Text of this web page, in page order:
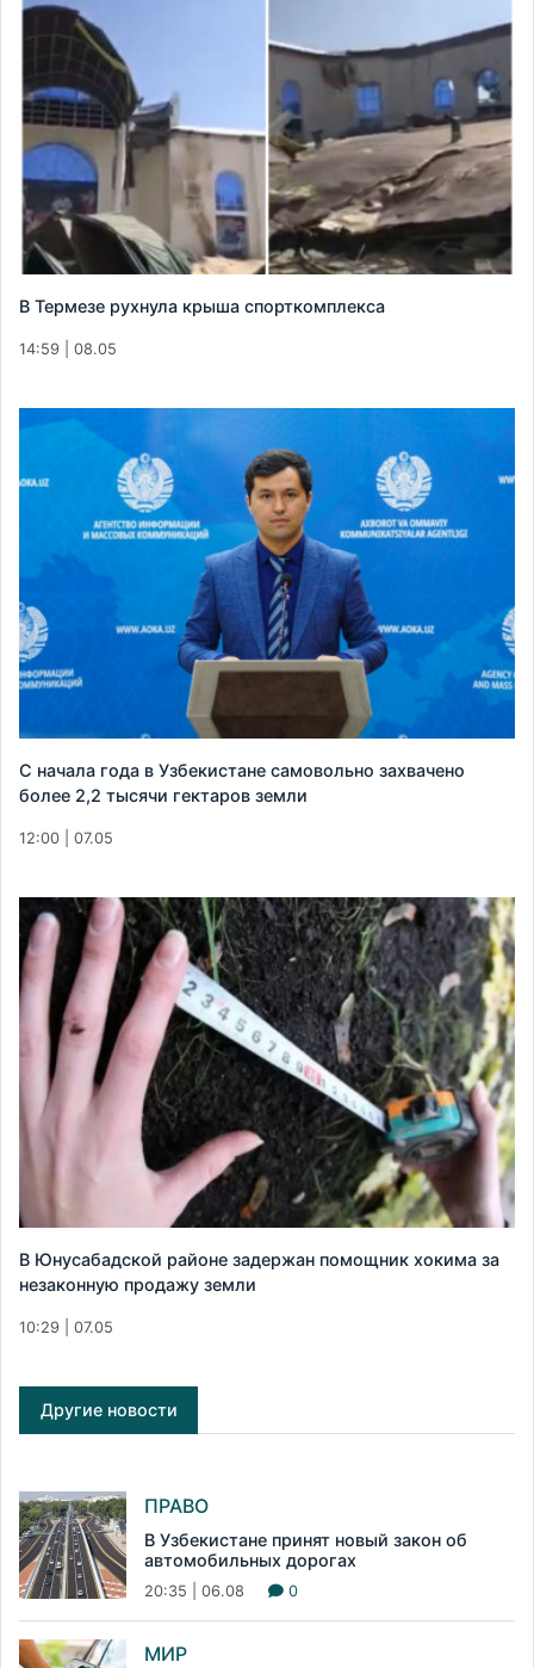
В Термезе рухнула крыша спорткомплекса
14:59 | 08.05
С начала года в Узбекистане самовольно захвачено
более 2,2 тысячи гектаров земли
12:00 | 07.05
В Юнусабадской районе задержан помощник хокима за
незаконную продажу земли
10:29 | 07.05
Другие новости
ПРАВО
В Узбекистане принят новый закон об
автомобильных дорогах
20:35 | 06.08 0
МИР